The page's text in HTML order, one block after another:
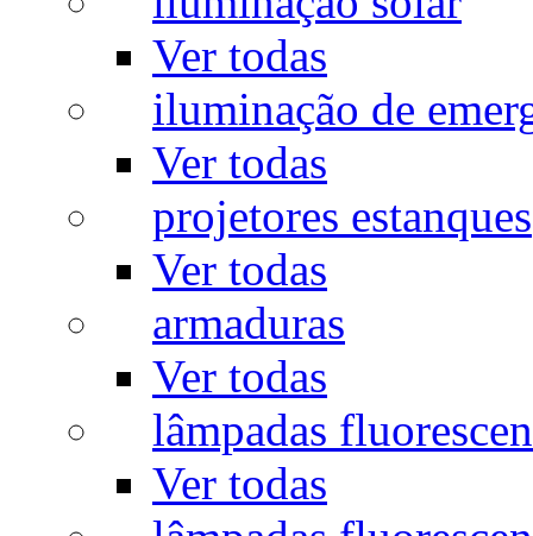
Ver todas
iluminação de
Ver todas
projetores estanques
Ver todas
armaduras
Ver todas
lâmpadas
Ver todas